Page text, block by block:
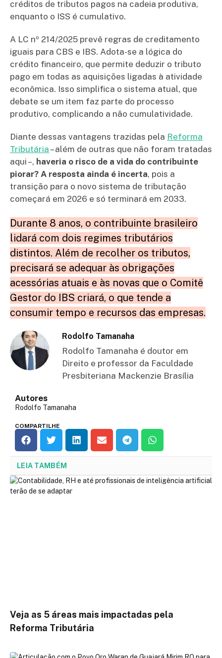
créditos de tributos pagos na cadeia produtiva,
enquanto o ISS é cumulativo.
A LC nº 214/2025 prevê regras de creditamento
iguais para CBS e IBS. Adota-se a lógica do
crédito financeiro, que permite deduzir o tributo
pago em todas as aquisições ligadas à atividade
econômica. Isso simplifica o sistema atual, que
debate se um item faz parte do processo
produtivo, complicando a não cumulatividade.
Diante dessas vantagens trazidas pela Reforma
Tributária – além de outras que não foram tratadas
aqui –, haveria o risco de a vida do contribuinte
piorar? A resposta ainda é incerta, pois a
transição para o novo sistema de tributação
começará em 2026 e só terminará em 2033.
Durante 8 anos, o contribuinte brasileiro
lidará com dois regimes tributários
distintos. Além de recolher os tributos,
precisará se adequar às obrigações
acessórias atuais e às novas que o Comitê
Gestor do IBS criará, o que tende a
consumir tempo e recursos das empresas.
Rodolfo Tamanaha
Rodolfo Tamanaha é doutor em
Direito e professor da Faculdade
Presbiteriana Mackenzie Brasília
Autores
Rodolfo Tamanaha
COMPARTILHE
LEIA TAMBÉM
Veja as 5 áreas mais impactadas pela
Reforma Tributária